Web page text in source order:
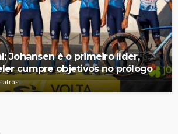
Johansen é o primeiro líder,
cumpre objetivos no prólogo
atrás